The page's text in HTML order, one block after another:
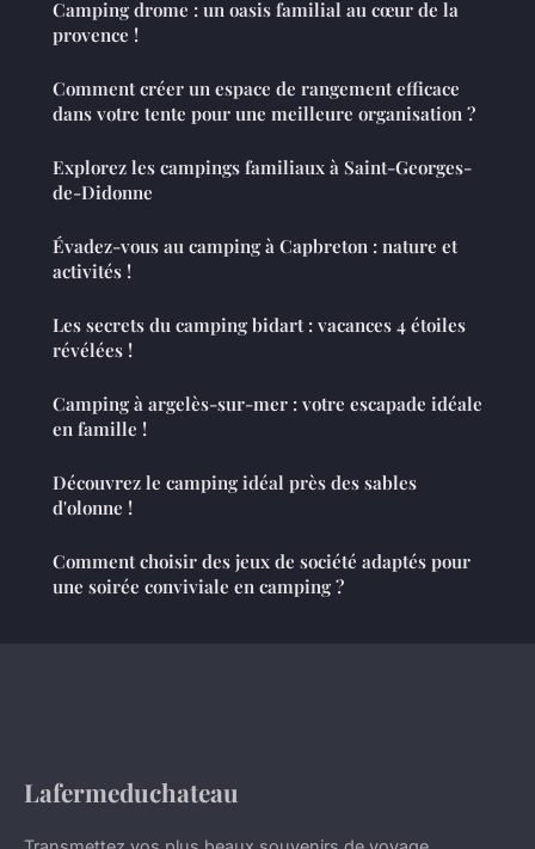
Camping drome : un oasis familial au cœur de la
provence !
Comment créer un espace de rangement efficace
dans votre tente pour une meilleure organisation ?
Explorez les campings familiaux à Saint-Georges-
de-Didonne
Évadez-vous au camping à Capbreton : nature et
activités !
Les secrets du camping bidart : vacances 4 étoiles
révélées !
Camping à argelès-sur-mer : votre escapade idéale
en famille !
Découvrez le camping idéal près des sables
d'olonne !
Comment choisir des jeux de société adaptés pour
une soirée conviviale en camping ?
Lafermeduchateau